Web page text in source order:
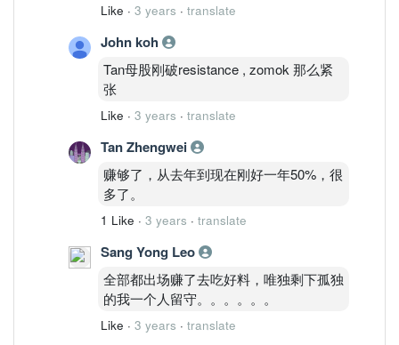
Like · 3 years · translate
John koh
Tan母股刚破resistance , zomok 那么紧
张
Like · 3 years · translate
Tan Zhengwei
赚够了，从去年到现在刚好一年50%，很
多了。
1 Like · 3 years · translate
Sang Yong Leo
全部都出场赚了去吃好料，唯独剩下孤独
的我一个人留守。。。。。。
Like · 3 years · translate